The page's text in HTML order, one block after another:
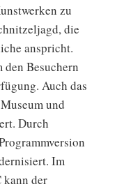
zu
die
anspricht.
den Besuchern
Auch das
und
Durch
Im
kann der